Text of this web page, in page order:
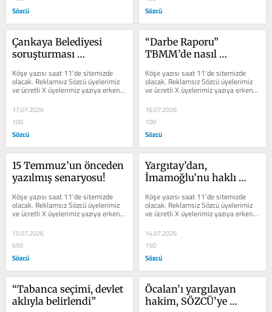
Sözcü Sözcü
Çankaya Belediyesi
soruşturması
Köşe yazısı saat 11'de sitemizde
olacak. Reklamsız Sözcü üyelerimiz
ve ücretli X üyelerimiz yazıya erken
erişim sağlayabilir.
17.07.2026
100
Sözcü
“Darbe Raporu”
TBMM’de nasıl
Köşe yazısı saat 11'de sitemizde
olacak. Reklamsız Sözcü üyelerimiz
ve ücretli X üyelerimiz yazıya erken
erişim sağlayabilir.
16.07.2026
100
Sözcü
15 Temmuz’un önceden
yazılmış senaryosu!
Köşe yazısı saat 11'de sitemizde
olacak. Reklamsız Sözcü üyelerimiz
ve ücretli X üyelerimiz yazıya erken
erişim sağlayabilir.
15.07.2026
650
Sözcü
Yargıtay’dan,
İmamoğlu’nu haklı
kararı
Köşe yazısı saat 11'de sitemizde
olacak. Reklamsız Sözcü üyelerimiz
ve ücretli X üyelerimiz yazıya erken
erişim sağlayabilir.
14.07.2026
150
Sözcü
“Tabanca seçimi, devlet
aklıyla belirlendi”
Öcalan’ı yargılayan
hakim, SÖZCÜ’ye